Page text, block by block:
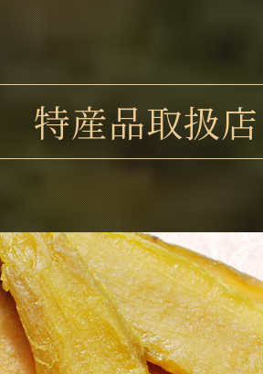
特産品取扱店